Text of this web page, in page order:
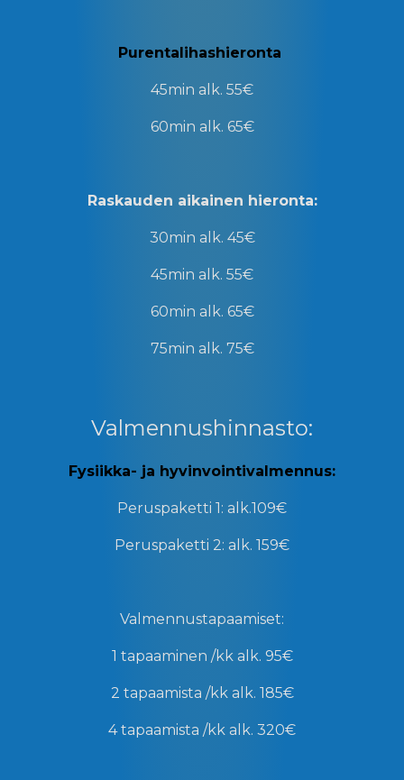
Purentalihashieronta
45min alk. 55€
60min alk. 65€
Raskauden aikainen hieronta:
30min alk. 45€
45min alk. 55€
60min alk. 65€
75min alk. 75€
Valmennushinnasto:
Fysiikka- ja hyvinvointivalmennus:
Peruspaketti 1: alk.109€
Peruspaketti 2: alk. 159€
Valmennustapaamiset:
1 tapaaminen /kk alk. 95€
2 tapaamista /kk alk. 185€
4 tapaamista /kk alk. 320€